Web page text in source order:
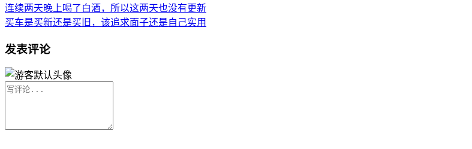
连续两天晚上喝了白酒，所以这两天也没有更新
买车是买新还是买旧，该追求面子还是自己实用
发表评论